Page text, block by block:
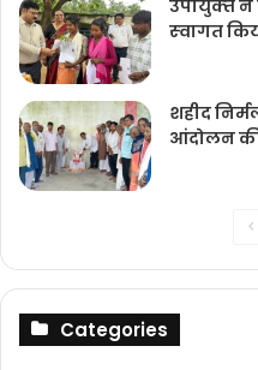
उपायुक्‍त
स्‍वागत
शहीद
आंदोलन
Categories